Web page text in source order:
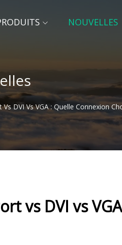
NOUVELLES
DVI Vs VGA : Quelle Connexion
vs DVI vs